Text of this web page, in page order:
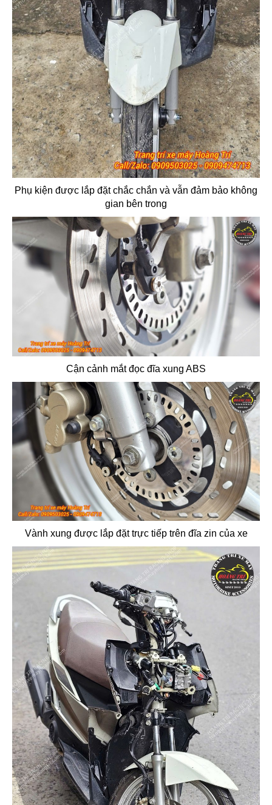
Phụ kiện được lắp đặt chắc chắn và vẫn đảm bảo không
gian bên trong
Cận cảnh mắt đọc đĩa xung ABS
Vành xung được lắp đặt trực tiếp trên đĩa zin của xe